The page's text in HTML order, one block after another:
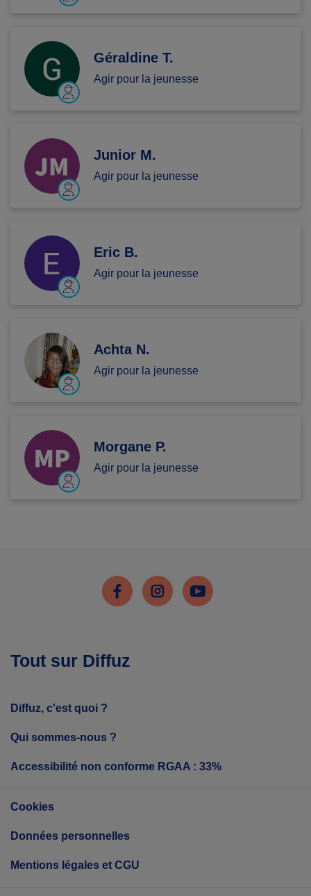
Géraldine T.
Agir pour la jeunesse
Junior M.
Agir pour la jeunesse
Eric B.
Agir pour la jeunesse
Achta N.
Agir pour la jeunesse
Morgane P.
Agir pour la jeunesse
FacebookInstagramYoutube
Tout sur Diffuz
Diffuz, c'est quoi ?
Qui sommes-nous ?
Accessibilité non conforme RGAA : 33%
Cookies
Données personnelles
Mentions légales et CGU